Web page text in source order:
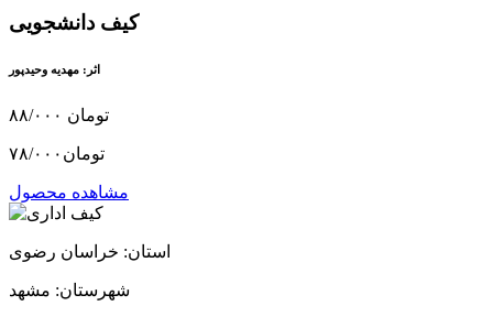
کیف دانشجویی
اثر: مهدیه وحیدپور
۸۸/۰۰۰ تومان
۷۸/۰۰۰تومان
مشاهده محصول
استان: خراسان رضوی
شهرستان: مشهد